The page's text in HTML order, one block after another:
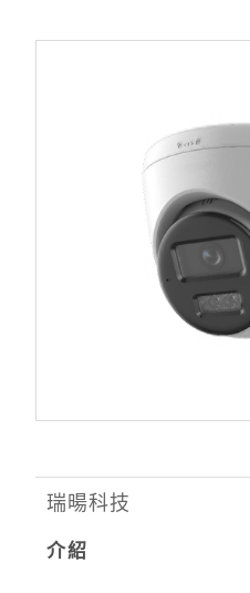
瑞暘科技
介紹